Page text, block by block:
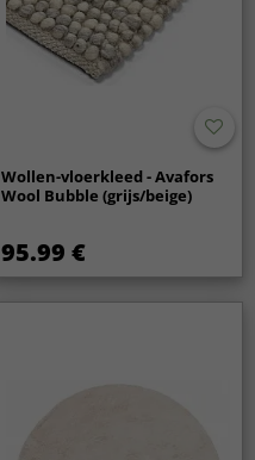
Wollen-vloerkleed - Avafors
Wool Bubble (grijs/beige)
95.99 €